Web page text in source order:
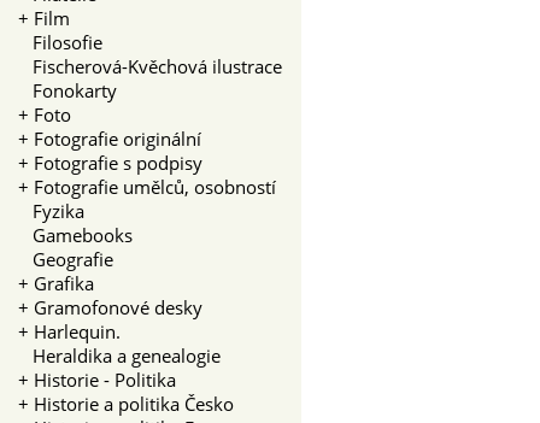
+ Film
Filosofie
Fischerová-Kvěchová ilustrace
Fonokarty
+ Foto
+ Fotografie originální
+ Fotografie s podpisy
+ Fotografie umělců, osobností
Fyzika
Gamebooks
Geografie
+ Grafika
+ Gramofonové desky
+ Harlequin.
Heraldika a genealogie
+ Historie - Politika
+ Historie a politika Česko